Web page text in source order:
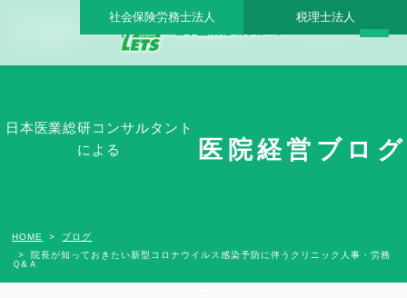
院長が知っておきたい新型コロナウイルス感染予防に伴うクリニック人事・労務Ｑ&
Ａ - 日本医業総研グループ |日本医業総研｜医院開業・承継・クリニック経営支援・医
社会保険労務士法人 税理士法人
日本医業総研コンサルタント
による
医院経営ブログ
HOME
ブログ
院長が知っておきたい新型コロナウイルス感染予防に伴うクリニック人事・労務
Ｑ&Ａ